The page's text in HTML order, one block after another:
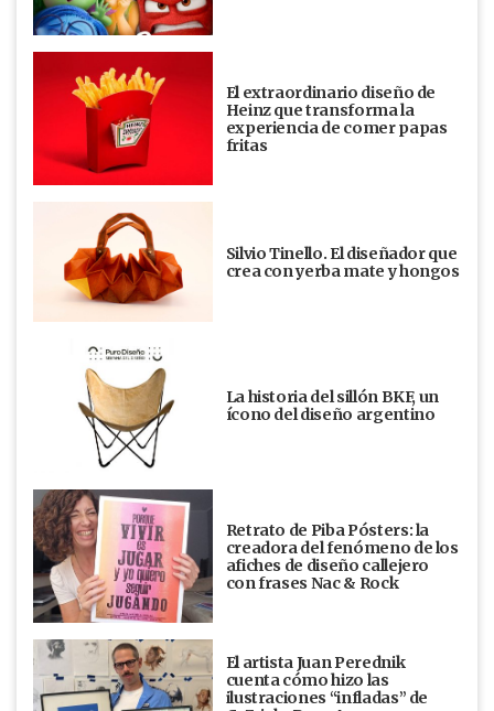
El extraordinario diseño de
Heinz que transforma la
experiencia de comer papas
fritas
Silvio Tinello. El diseñador que
crea con yerba mate y hongos
La historia del sillón BKF, un
ícono del diseño argentino
Retrato de Piba Pósters: la
creadora del fenómeno de los
afiches de diseño callejero
con frases Nac & Rock
El artista Juan Perednik
cuenta cómo hizo las
ilustraciones “infladas” de